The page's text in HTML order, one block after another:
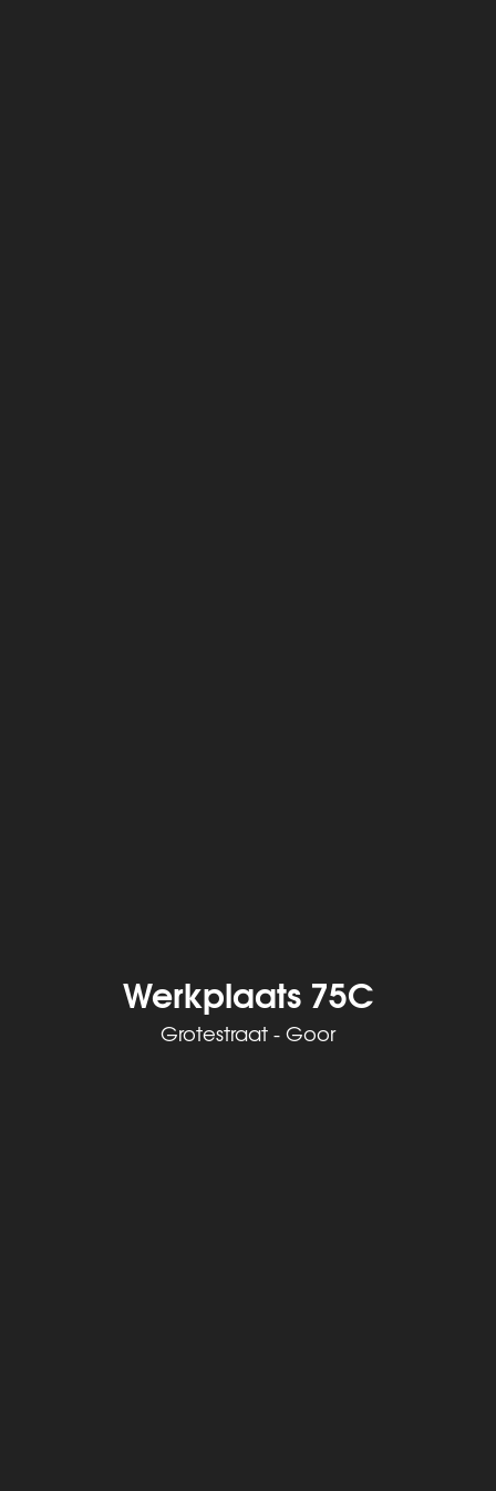
Werkplaats 75C
Grotestraat - Goor